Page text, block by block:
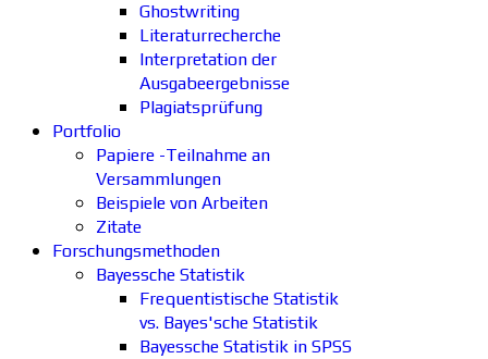
Ghostwriting
Literaturrecherche
Interpretation der
Ausgabeergebnisse
Plagiatsprüfung
Portfolio
Papiere -Teilnahme an
Versammlungen
Beispiele von Arbeiten
Zitate
Forschungsmethoden
Bayessche Statistik
Frequentistische Statistik
vs. Bayes'sche Statistik
Bayessche Statistik in SPSS